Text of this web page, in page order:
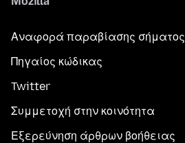
Αναφορά παραβίασης σήματος
Πηγαίος κώδικας
Twitter
Συμμετοχή στην κοινότητα
Εξερεύνηση άρθρων βοήθειας